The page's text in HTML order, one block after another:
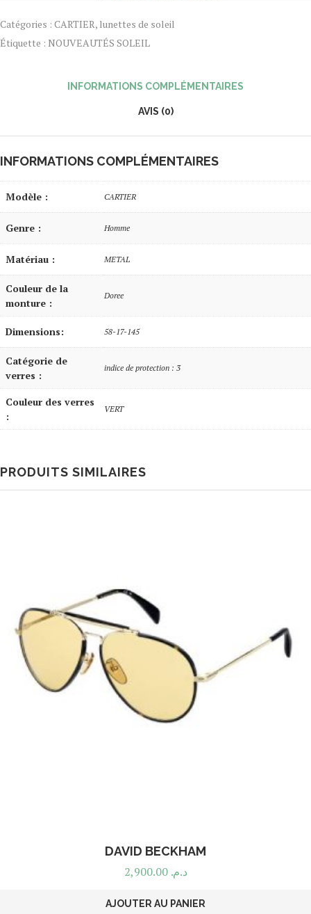
Catégories : CARTIER, lunettes de soleil
Étiquette : NOUVEAUTÉS SOLEIL
INFORMATIONS COMPLÉMENTAIRES
AVIS (0)
INFORMATIONS COMPLÉMENTAIRES
Modèle : CARTIER
Genre : Homme
Matériau : METAL
Couleur de la
monture :
Doree
Dimensions: 58-17-145
Catégorie de
verres :
indice de protection : 3
Couleur des verres
:
VERT
PRODUITS SIMILAIRES
DAVID BECKHAM
د.م. 2,900.00
AJOUTER AU PANIER